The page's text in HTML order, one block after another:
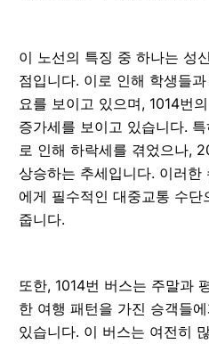
이 노선의 특징 중 하나는 성
점입니다. 이로 인해 학생들
요를 보이고 있으며, 1014번
증가세를 보이고 있습니다.
로 인해 하락세를 겪었으나,
상승하는 추세입니다. 이러
에게 필수적인 대중교통 수
줍니다.
또한, 1014번 버스는 주말과
한 여행 패턴을 가진 승객들
있습니다. 이 버스는 여전히